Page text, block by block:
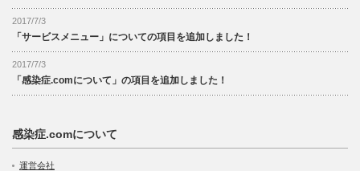
2017/7/3
「サービスメニュー」についての項目を追加しました！
2017/7/3
「感染症.comについて」の項目を追加しました！
感染症.comについて
運営会社